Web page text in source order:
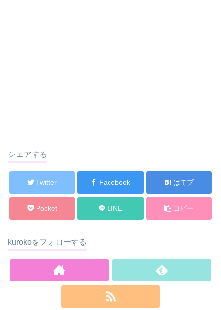
シェアする
Twitter Facebook はてブ
Pocket LINE コピー
kurokoをフォローする